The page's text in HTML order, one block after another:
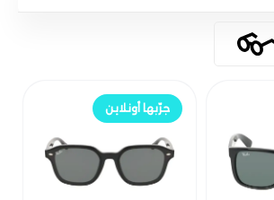
جرّبها أونلاين
جرّب أونلاين